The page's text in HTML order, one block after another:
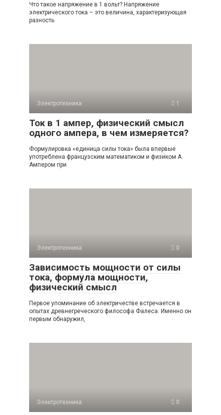
Что такое напряжение в 1 вольт? Напряжение
электрического тока – это величина, характеризующая
разность
Электротехника 1
Ток в 1 ампер, физический смысл
одного ампера, в чем измеряется?
Формулировка «единица силы тока» была впервые
употреблена французским математиком и физиком А.
Ампером при
Электротехника 0
Зависимость мощности от силы
тока, формула мощности,
физический смысл
Первое упоминание об электричестве встречается в
опытах древнегреческого философа Фалеса. Именно он
первым обнаружил,
Электротехника 0